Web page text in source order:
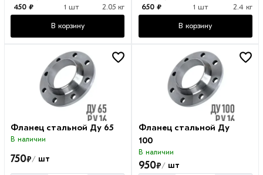
450 ₽ 1 шт 2.05 кг
В корзину
650 ₽ 1 шт 2.4 кг
В корзину
Фланец стальной Ду 65
В наличии
750₽/ шт
Фланец стальной Ду
100
В наличии
950₽/шт